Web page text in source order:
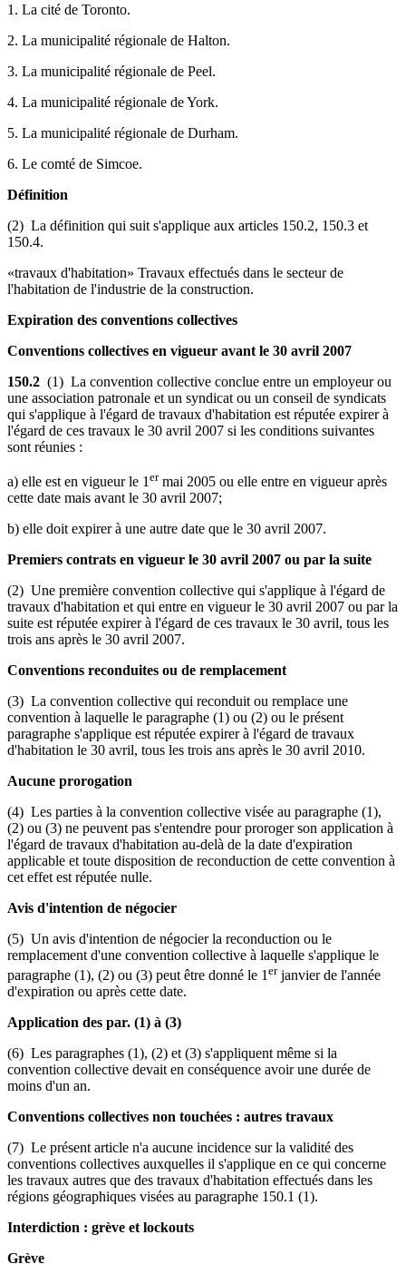
1. La cité de Toronto.
2. La municipalité régionale de Halton.
3. La municipalité régionale de Peel.
4. La municipalité régionale de York.
5. La municipalité régionale de Durham.
6. Le comté de Simcoe.
Définition
(2) La définition qui suit s'applique aux articles 150.2, 150.3 et
150.4.
«travaux d'habitation» Travaux effectués dans le secteur de
l'habitation de l'industrie de la construction.
Expiration des conventions collectives
Conventions collectives en vigueur avant le 30 avril 2007
150.2 (1) La convention collective conclue entre un employeur ou
une association patronale et un syndicat ou un conseil de syndicats
qui s'applique à l'égard de travaux d'habitation est réputée expirer à
l'égard de ces travaux le 30 avril 2007 si les conditions suivantes
sont réunies :
a) elle est en vigueur le 1 ermai 2005 ou elle entre en vigueur après
cette date mais avant le 30 avril 2007;
b) elle doit expirer à une autre date que le 30 avril 2007.
Premiers contrats en vigueur le 30 avril 2007 ou par la suite
(2) Une première convention collective qui s'applique à l'égard de
travaux d'habitation et qui entre en vigueur le 30 avril 2007 ou par la
suite est réputée expirer à l'égard de ces travaux le 30 avril, tous les
trois ans après le 30 avril 2007.
Conventions reconduites ou de remplacement
(3) La convention collective qui reconduit ou remplace une
convention à laquelle le paragraphe (1) ou (2) ou le présent
paragraphe s'applique est réputée expirer à l'égard de travaux
d'habitation le 30 avril, tous les trois ans après le 30 avril 2010.
Aucune prorogation
(4) Les parties à la convention collective visée au paragraphe (1),
(2) ou (3) ne peuvent pas s'entendre pour proroger son application à
l'égard de travaux d'habitation au-delà de la date d'expiration
applicable et toute disposition de reconduction de cette convention à
cet effet est réputée nulle.
Avis d'intention de négocier
(5) Un avis d'intention de négocier la reconduction ou le
remplacement d'une convention collective à laquelle s'applique le
paragraphe (1), (2) ou (3) peut être donné le 1 erjanvier de l'année
d'expiration ou après cette date.
Application des par. (1) à (3)
(6) Les paragraphes (1), (2) et (3) s'appliquent même si la
convention collective devait en conséquence avoir une durée de
moins d'un an.
Conventions collectives non touchées : autres travaux
(7) Le présent article n'a aucune incidence sur la validité des
conventions collectives auxquelles il s'applique en ce qui concerne
les travaux autres que des travaux d'habitation effectués dans les
régions géographiques visées au paragraphe 150.1 (1).
Interdiction : grève et lockouts
Grève